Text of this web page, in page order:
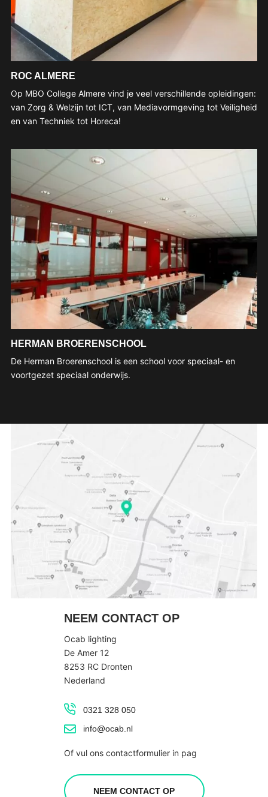
ROC ALMERE
Op MBO College Almere vind je veel verschillende opleidingen:
van Zorg & Welzijn tot ICT, van Mediavormgeving tot Veiligheid
en van Techniek tot Horeca!
HERMAN BROERENSCHOOL
De Herman Broerenschool is een school voor speciaal- en
voortgezet speciaal onderwijs.
NEEM CONTACT OP
Ocab lighting
De Amer 12
8253 RC Dronten
Nederland
0321 328 050
info@ocab.nl
Of vul ons contactformulier in pag
NEEM CONTACT OP